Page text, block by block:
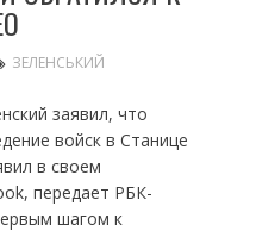
ЗЕЛЕНСЬКИЙ
заявил, что
войск в Станице
в своем
передает РБК-
шагом к